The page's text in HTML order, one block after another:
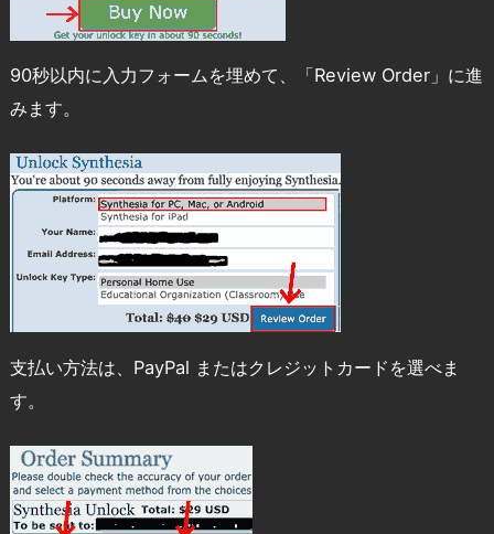
90秒以内に入力フォームを埋めて、「Review Order」に進
みます。
支払い方法は、PayPal またはクレジットカードを選べま
す。